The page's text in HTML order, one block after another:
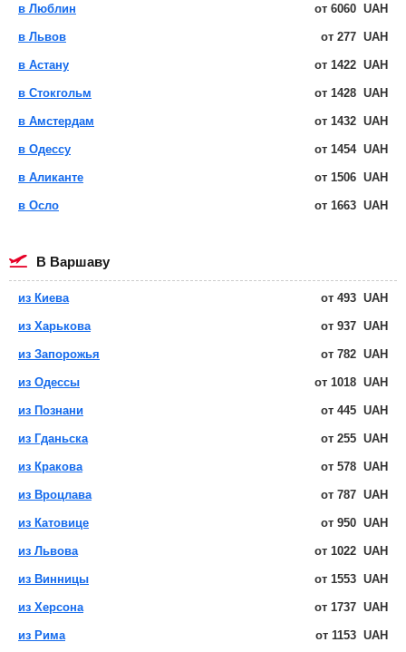
в Люблин от 6060 UAH
в Львов от 277 UAH
в Астану от 1422 UAH
в Стокгольм от 1428 UAH
в Амстердам от 1432 UAH
в Одессу от 1454 UAH
в Аликанте от 1506 UAH
в Осло от 1663 UAH
в Варшаву
из Киева от 493 UAH
из Харькова от 937 UAH
из Запорожья от 782 UAH
из Одессы от 1018 UAH
из Познани от 445 UAH
из Гданьска от 255 UAH
из Кракова от 578 UAH
из Вроцлава от 787 UAH
из Катовице от 950 UAH
из Львова от 1022 UAH
из Винницы от 1553 UAH
из Херсона от 1737 UAH
из Рима от 1153 UAH